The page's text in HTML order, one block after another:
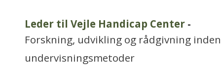
Leder til Vejle Handicap Center -
Forskning, udvikling og rådgivning
undervisningsmetoder